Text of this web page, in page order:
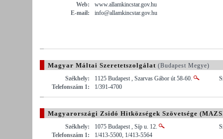
Web:
www.allamkincstar.gov.hu
E-mail:
info@allamkincstar.gov.hu
Magyar Máltai Szeretetszolgálat (Budapest Megye)
Székhely:
1125 Budapest , Szarvas Gábor út 58-60.
Telefonszám 1:
1/391-4700
Magyarországi Zsidó Hitközségek Szövetsége
Székhely:
1075 Budapest , Síp u. 12.
Telefonszám 1:
1/413-5500, 1/413-5564